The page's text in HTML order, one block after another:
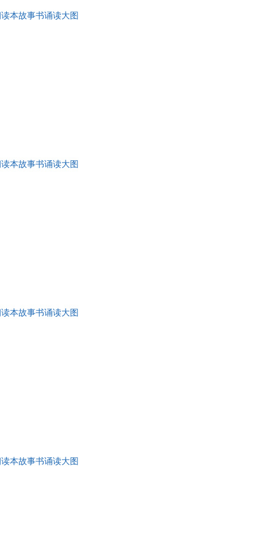
本故事书诵读大图
本故事书诵读大图
本故事书诵读大图
本故事书诵读大图